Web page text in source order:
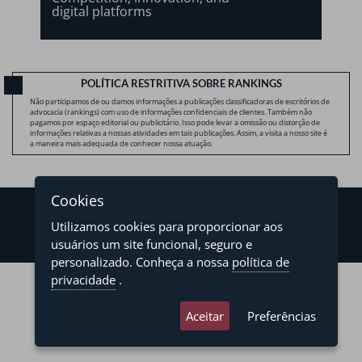
digital platforms
POLÍTICA RESTRITIVA SOBRE RANKINGS
Não participamos de ou damos informações a publicações classificadoras de escritórios de
advocacia (rankings) com uso de informações confidenciais de clientes. Também não
pagamos por espaço editorial ou publicitário. Isso pode levar a omissão ou distorção de
informações relativas a nossas atividades em tais publicações. Assim, a visita a nosso site é
a maneira mais adequada de conhecer nossa atuação.
©2026 - Levy & Salomão Advogados - Todos os direitos reservados
Termos de Uso
Cookies
Utilizamos cookies para proporcionar aos
usuários um site funcional, seguro e
personalizado. Conheça a nossa política de
privacidade .
Aceitar Preferências